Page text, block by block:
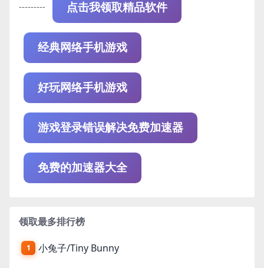
--------- 点击我领取精品软件
经典网络手机游戏
好玩网络手机游戏
游戏登录错误解决免费加速器
免费的加速器大全
领取最多排行榜
1 小兔子/Tiny Bunny